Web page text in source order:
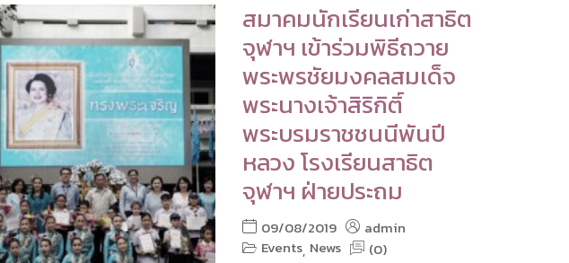
สมาคมนักเรียนเก่าสาธิต
จุฬาฯ เข้าร่วมพิธีถวาย
พระพรชัยมงคลสมเด็จ
พระนางเจ้าสิริกิติ์
พระบรมราชชนนีพันปี
หลวง โรงเรียนสาธิต
จุฬาฯ ฝ่ายประถม
09/08/2019
admin
Events, News (0)